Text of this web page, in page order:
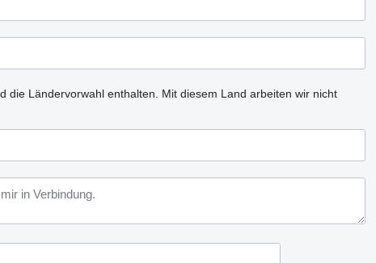
die Ländervorwahl enthalten.
Mit diesem Land arbeiten wir nicht